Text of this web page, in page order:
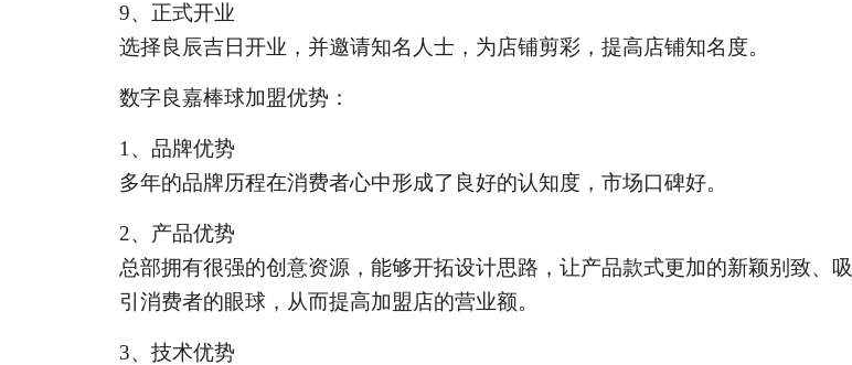
9、正式开业
选择良辰吉日开业，并邀请知名人士，为店铺剪彩，提高店铺知名度。
数字良嘉棒球加盟优势：
1 、品牌优势
多年的品牌历程在消费者心中形成了良好的认知度，市场口碑好。
2、产品优势
总部拥有很强的创意资源，能够开拓设计思路，让产品款式更加的新颖别致、吸
引消费者的眼球，从而提高加盟店的营业额。
3、技术优势